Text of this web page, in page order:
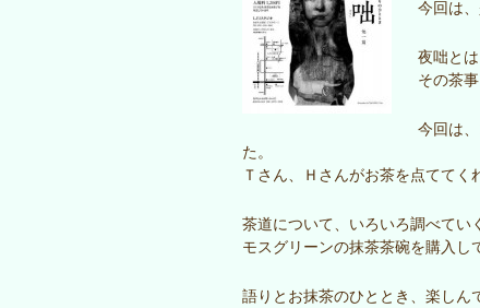
今回は
夜咄と
その茶
今回は
た。
Ｔさん、Ｈさんがお茶を点ててく
茶道について、いろいろ調べてい
モスグリーンの抹茶茶碗を購入し
語りとお抹茶のひととき、楽しん